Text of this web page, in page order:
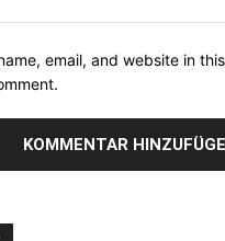
email, and website in